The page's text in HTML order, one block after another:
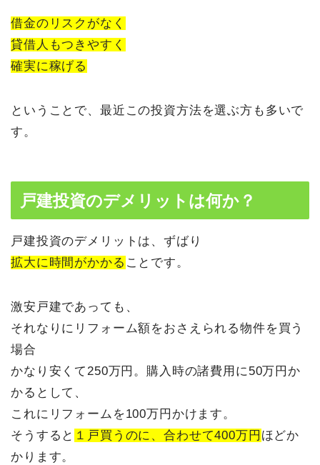
借金のリスクがなく
貸借人もつきやすく
確実に稼げる
ということで、最近この投資方法を選ぶ方も多いで
す。
戸建投資のデメリットは何か？
戸建投資のデメリットは、ずばり
拡大に時間がかかる ことです。
激安戸建であっても、
それなりにリフォーム額をおさえられる物件を買う
場合
かなり安くて250万円。購入時の諸費用に50万円か
かるとして、
これにリフォームを100万円かけます。
そうすると １戸買うのに、合わせて400万円 ほどか
かります。